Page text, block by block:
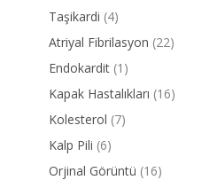
Taşikardi (4)
Atriyal Fibrilasyon (22)
Endokardit (1)
Kapak Hastalıkları (16)
Kolesterol (7)
Kalp Pili (6)
Orjinal Görüntü (16)